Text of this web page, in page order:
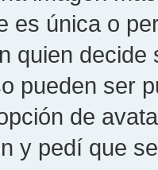
es única o
quien
pueden ser
de
y pedí que